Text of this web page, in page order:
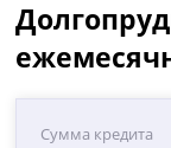
Сумма кредита